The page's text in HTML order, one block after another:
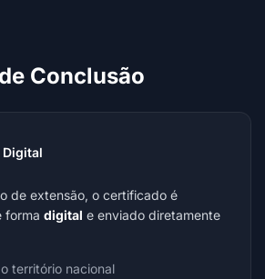
Conclusão
de extensão, o certificado é
forma digital e enviado diretamente
território nacional